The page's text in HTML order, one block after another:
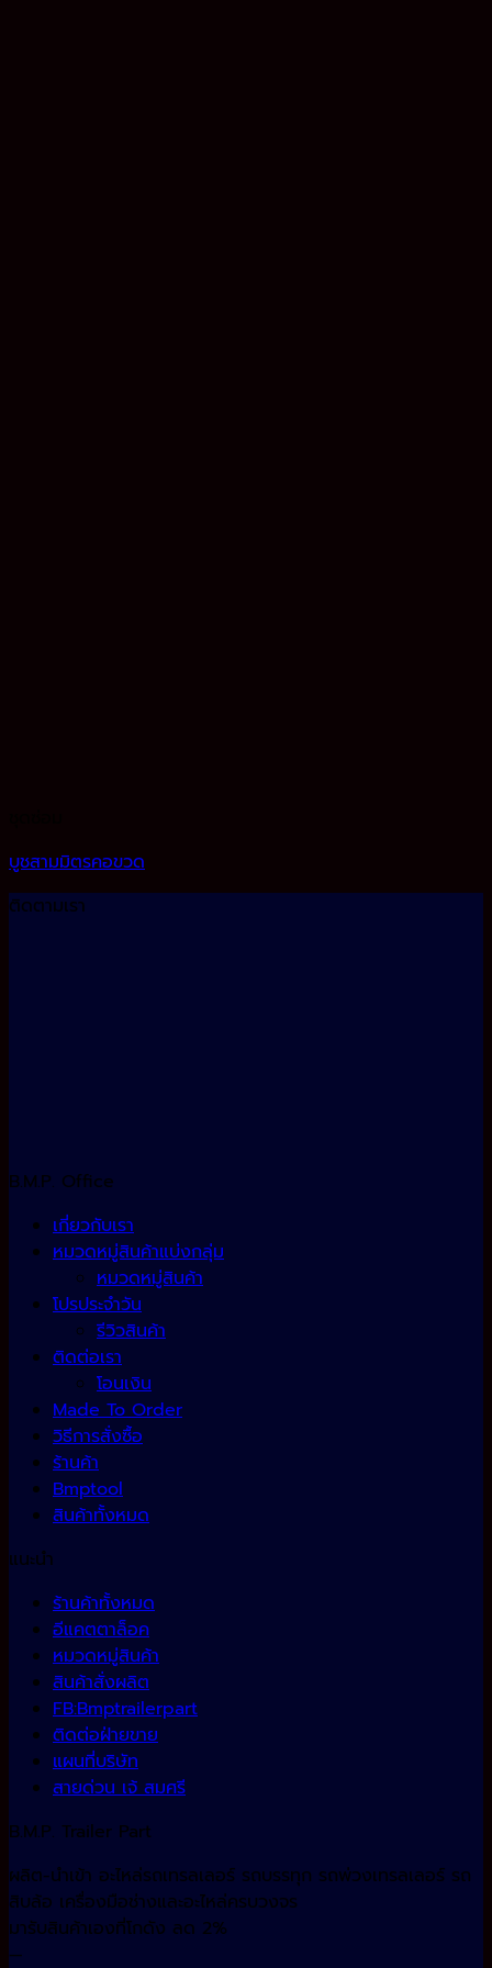
บูชสามมิตรคอขวด
ติดตามเรา
B.M.P. Office
เกี่ยวกับเรา
หมวดหมู่สินค้าแบ่งกลุ่ม
หมวดหมู่สินค้า
โปรประจำวัน
รีวิวสินค้า
ติดต่อเรา
โอนเงิน
Made To Order
วิธีการสั่งซื้อ
ร้านค้า
Bmptool
สินค้าทั้งหมด
แนะนำ
ร้านค้าทั้งหมด
อีแคตตาล็อค
หมวดหมู่สินค้า
สินค้าสั่งผลิต
FB:Bmptrailerpart
ติดต่อฝ่ายขาย
แผนที่บริษัท
สายด่วน เจ้ สมศรี
B.M.P. Trailer Part
ผลิต-นำเข้า อะไหล่รถเทรลเลอร์ รถบรรทุก รถพ่วงเทรลเลอร์ รถ
สิบล้อ เครื่องมือช่างและอะไหล่ครบวงจร
มารับสินค้าเองที่โกดัง ลด 2%
—